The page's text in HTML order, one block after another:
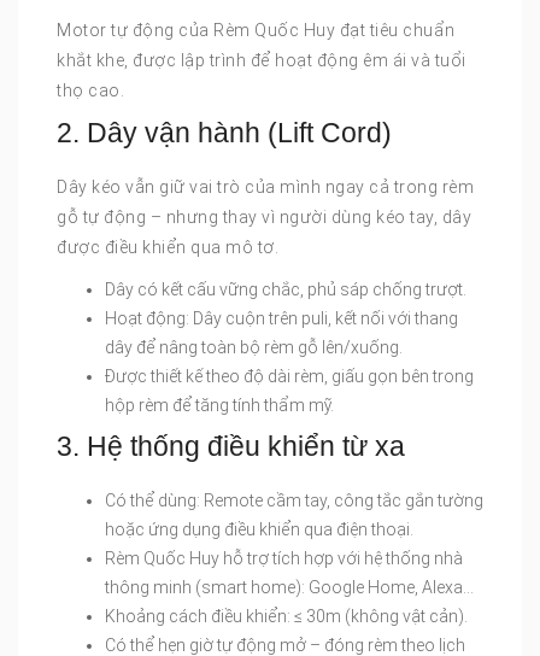
Motor tự động của Rèm Quốc Huy đạt tiêu chuẩn
khắt khe, được lập trình để hoạt động êm ái và tuổi
thọ cao.
2. Dây vận hành (Lift Cord)
Dây kéo vẫn giữ vai trò của mình ngay cả trong rèm
gỗ tự động – nhưng thay vì người dùng kéo tay, dây
được điều khiển qua mô tơ.
Dây có kết cấu vững chắc, phủ sáp chống trượt.
Hoạt động: Dây cuộn trên puli, kết nối với thang
dây để nâng toàn bộ rèm gỗ lên/xuống.
Được thiết kế theo độ dài rèm, giấu gọn bên trong
hộp rèm để tăng tính thẩm mỹ.
3. Hệ thống điều khiển từ xa
Có thể dùng: Remote cầm tay, công tắc gắn tường
hoặc ứng dụng điều khiển qua điện thoại.
Rèm Quốc Huy hỗ trợ tích hợp với hệ thống nhà
thông minh (smart home): Google Home, Alexa…
Khoảng cách điều khiển: ≤ 30m (không vật cản).
Có thể hẹn giờ tự động mở – đóng rèm theo lịch